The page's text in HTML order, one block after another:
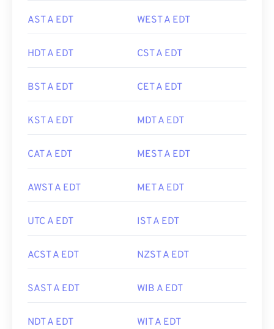
AST A EDT WEST A EDT
HDT A EDT CST A EDT
BST A EDT CET A EDT
KST A EDT MDT A EDT
CAT A EDT MEST A EDT
AWST A EDT MET A EDT
UTC A EDT IST A EDT
ACST A EDT NZST A EDT
SAST A EDT WIB A EDT
NDT A EDT WIT A EDT